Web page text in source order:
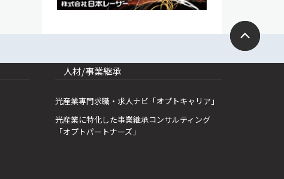
人材/事業継承
光産業専門求職・求人ナビ「オプトキャリア」
光産業に特化した事業継承コンサルティング
「オプトパートナーズ」